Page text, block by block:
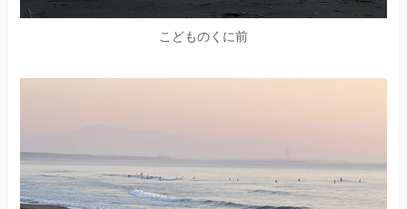
こどものくに前